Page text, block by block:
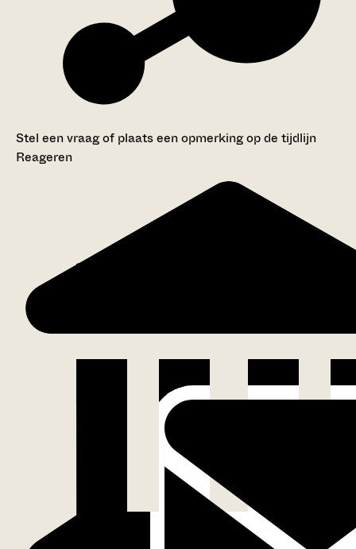
Stel een vraag of plaats een opmerking op de tijdlijn
Reageren